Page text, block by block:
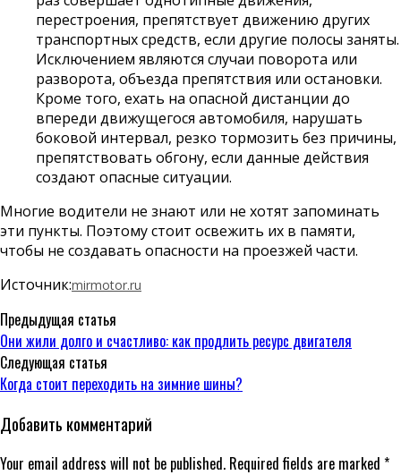
перестроения, препятствует движению других
транспортных средств, если другие полосы заняты.
Исключением являются случаи поворота или
разворота, объезда препятствия или остановки.
Кроме того, ехать на опасной дистанции до
впереди движущегося автомобиля, нарушать
боковой интервал, резко тормозить без причины,
препятствовать обгону, если данные действия
создают опасные ситуации.
Многие водители не знают или не хотят запоминать
эти пункты. Поэтому стоит освежить их в памяти,
чтобы не создавать опасности на проезжей части.
Источник:mirmotor.ru
Предыдущая статья
Они жили долго и счастливо: как продлить ресурс двигателя
Следующая статья
Когда стоит переходить на зимние шины?
Добавить комментарий
Your email address will not be published. Required fields are marked *